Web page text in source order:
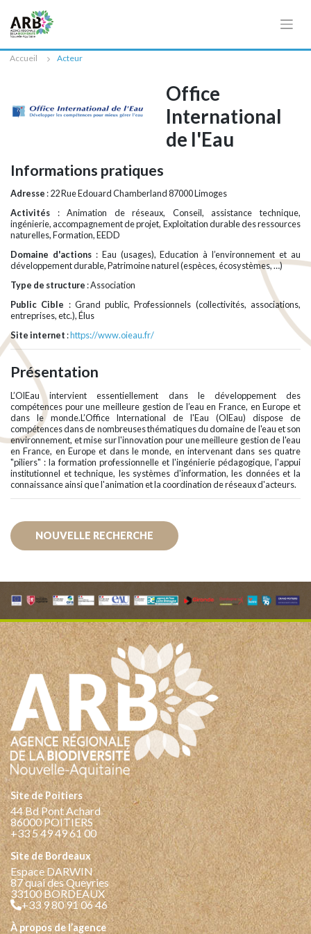
Accueil Acteur
Office
International
de l'Eau
Informations pratiques
Adresse : 22 Rue Edouard Chamberland 87000 Limoges
Activités : Animation de réseaux, Conseil, assistance technique,
ingénierie, accompagnement de projet, Exploitation durable des ressources
naturelles, Formation, EEDD
Domaine d'actions: Eau (usages), Education à l’environnement et au
développement durable, Patrimoine naturel (espèces, écosystèmes, …)
Type de structure : Association
Public Cible : Grand public, Professionnels (collectivités, associations,
entreprises, etc.), Élus
Site internet :https://www.oieau.fr/
Présentation
L’OIEau intervient essentiellement dans le développement des
compétences pour une meilleure gestion de l’eau en France, en Europe et
dans le monde.L’Office International de l'Eau (OIEau) dispose de
compétences dans de nombreuses thématiques du domaine de l'eau et son
environnement, et mise sur l'innovation pour une meilleure gestion de l'eau
en France, en Europe et dans le monde, en intervenant dans ses quatre
"piliers" : la formation professionnelle et l'ingénierie pédagogique, l'appui
institutionnel et technique, les systèmes d'information, les données et la
connaissance ainsi que l'animation et la coordination de réseaux d'acteurs.
NOUVELLE RECHERCHE
Site de Poitiers
44 Bd Pont Achard
86000 POITIERS
+33 5 49 49 61 00
Site de Bordeaux
Espace DARWIN
87 quai des Queyries
33100 BORDEAUX
+33 9 80 91 06 46
à propos de l’agence